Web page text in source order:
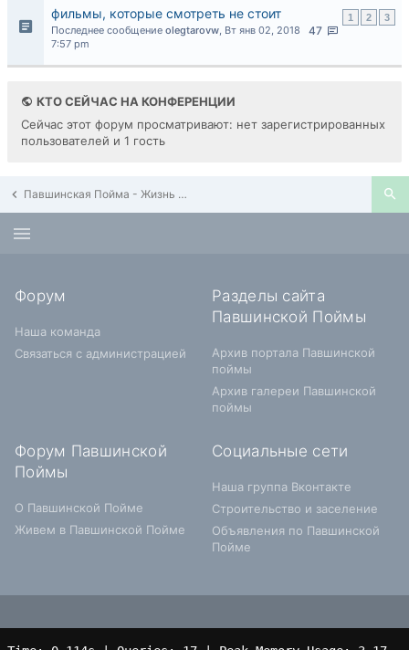
фильмы, которые смотреть не стоит 1 2 3
47
Последнее сообщение olegtarovw, Вт янв 02, 2018
7:57 pm
КТО СЕЙЧАС НА КОНФЕРЕНЦИИ
Сейчас этот форум просматривают: нет зарегистрированных
пользователей и 1 гость
Павшинская Пойма - Жизнь в районе
Форум
Наша команда
Связаться с администрацией
Разделы сайта
Павшинской Поймы
Архив портала Павшинской
поймы
Архив галереи Павшинской
поймы
Форум Павшинской
Поймы
О Павшинской Пойме
Живем в Павшинской Пойме
Социальные сети
Наша группа Вконтакте
Строительство и заселение
Объявления по Павшинской
Пойме